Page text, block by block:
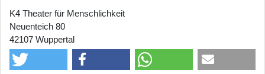
K4 Theater für Menschlichkeit
Neuenteich 80
42107 Wuppertal